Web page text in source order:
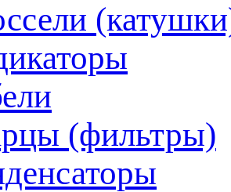
(фильтры)